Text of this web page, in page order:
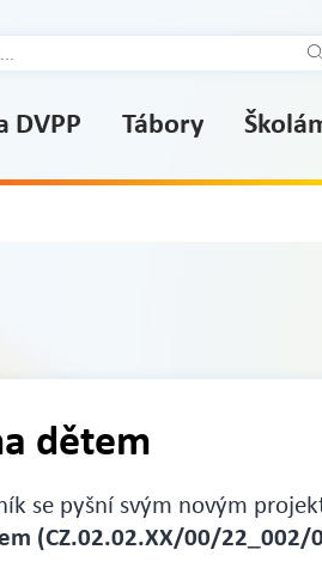
DVPP Tábory
dětem
se pyšní svým novým
(CZ.02.02.XX/00/22_002/